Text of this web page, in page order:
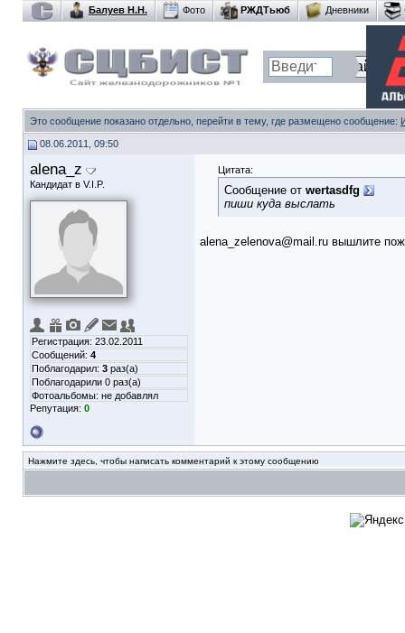
Балуев Н.Н. Фото РЖДТьюб Дневники
Это сообщение показано отдельно, перейти в тему, где размещено сообщение:
08.06.2011, 09:50
alena_z
Кандидат в V.I.P.
Регистрация: 23.02.2011
Сообщений: 4
Поблагодарил: 3 раз(а)
Поблагодарили 0 раз(а)
Фотоальбомы: не добавлял
Репутация: 0
Цитата:
Сообщение от wertasdfg
пиши куда выслать
alena_zelenova@mail.ru вышлите
Нажмите здесь, чтобы написать комментарий к этому сообщению